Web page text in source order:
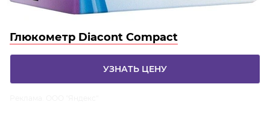
Глюкометр Diacont Compact
УЗНАТЬ ЦЕНУ